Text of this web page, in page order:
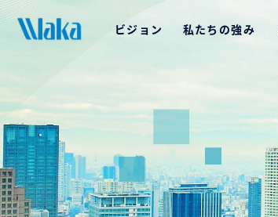
ビジョン 私たちの強み